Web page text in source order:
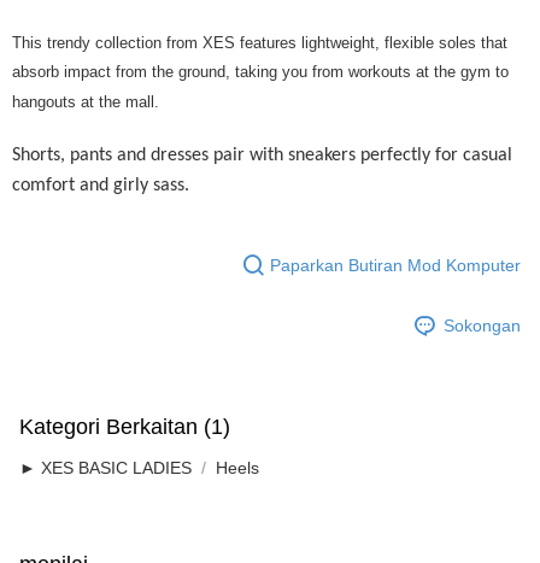
Rumah penghantaran
RM50.00 atau lebih
This trendy collection from XES features lightweight, flexible soles that
absorb impact from the ground, taking you from workouts at the gym to
hangouts at the mall.
Shorts, pants and dresses pair with sneakers perfectly for casual
comfort and girly sass.
Paparkan Butiran Mod Komputer
Sokongan
Kategori Berkaitan (1)
► XES BASIC LADIES Heels